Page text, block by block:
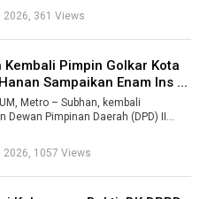
...
361 Views
Kembali Pimpin Golkar Kota
Sampaikan Enam Ins ...
Metro – Subhan, kembali
Dewan Pimpinan Daerah (DPD) II
1057 Views